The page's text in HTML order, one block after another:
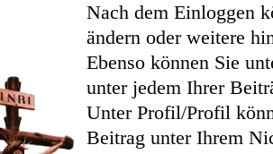
Nach dem Einloggen
ändern oder weitere
Ebenso können Sie
unter jedem Ihrer
Unter Profil/Profil
Beitrag unter Ihrem